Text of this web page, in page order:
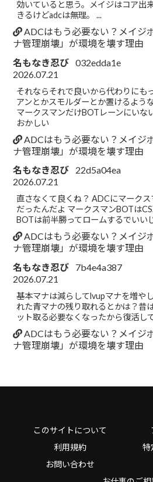
効いていると思う。メイジはコア出
きるけどadcは無理。 ...
ADCはもう必要ない？メイジ
ナ管理崩壊」が環境を壊す理由
名もなき忍び 032edda1e
2026.07.21
それならそれで良いから代わりにも
アンとかスモルダーとか置けるよう
マークスマンだけBOTレーンにいな
おかしい
ADCはもう必要ない？メイジ
ナ管理崩壊」が環境を壊す理由
名もなき忍び
22d5a04ea
2026.07.21
直さなくて良くね？ ADCにマーク
だったんだよ マークスマンBOTは
BOTは前半勝ってロームするでいい
ADCはもう必要ない？メイジ
ナ管理崩壊」が環境を壊す理由
名もなき忍び
7b4e4a387
2026.07.21
基本マナは減らしてlvupマナを増や
れた青マナの残り取れるとかは？昔
ット取る必要なくなったから復活し
ADCはもう必要ない？メイジ
ナ管理崩壊」が環境を壊す理由
このサイトについて
利用規約
特
お問い合わせ